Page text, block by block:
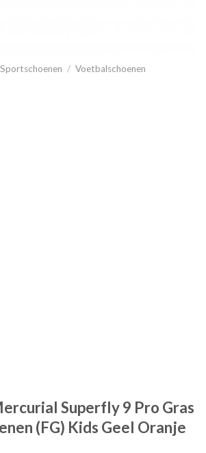
Sportschoenen / Voetbalschoenen
Superfly 9 Pro Gras
(FG) Kids Geel Oranje